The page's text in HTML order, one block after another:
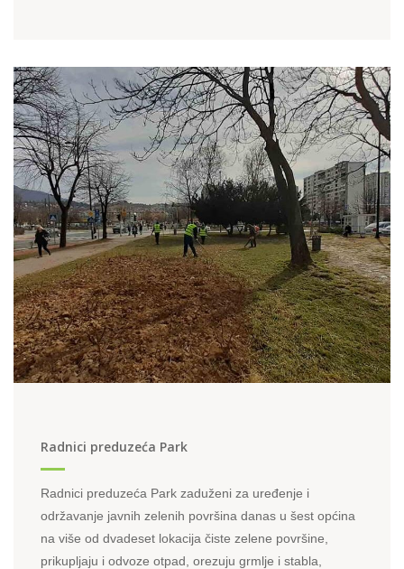
Radnici preduzeća Park
Radnici preduzeća Park zaduženi za uređenje i
održavanje javnih zelenih površina danas u šest općina
na više od dvadeset lokacija čiste zelene površine,
prikupljaju i odvoze otpad, orezuju grmlje i stabla,